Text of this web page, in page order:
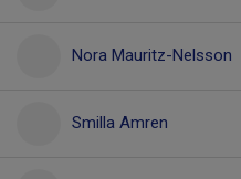
Nora Mauritz-Nelsson
Smilla Amren